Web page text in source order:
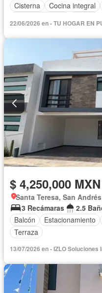
Cisterna
Cocina integral
22/06/2026 en - TU HOGAR EN
$ 4,250,000 MXN
Santa Teresa, San
3 Recámaras
2.5
Balcón
Estacionamiento
Terraza
13/07/2026 en - IZLO Soluciones